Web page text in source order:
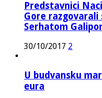
Predstavnici
Gore razgovarali
Serhatom
30/10/2017 2
U budvansku
eura